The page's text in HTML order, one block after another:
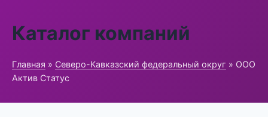
Каталог компаний
Главная » Северо-Кавказский федеральный округ » ООО
Актив Статус